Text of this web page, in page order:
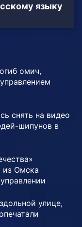
языку
омич,
снять на видео
шипунов в
из Омска
улице,